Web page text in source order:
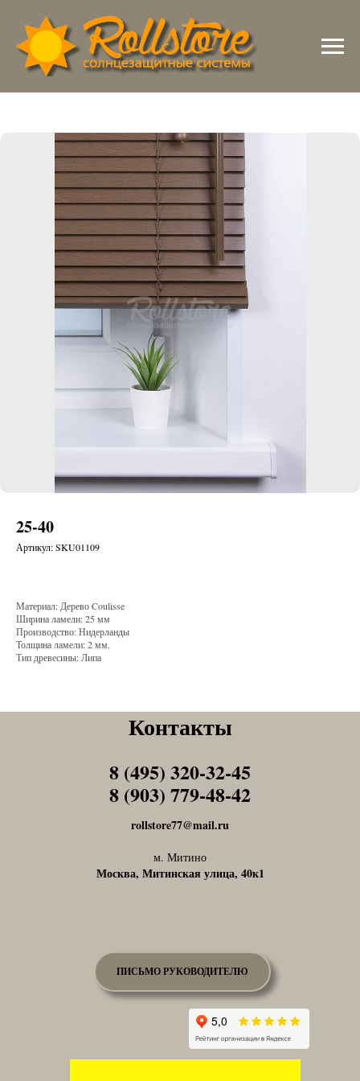
25-40
Артикул:SKU01109
Материал: Дерево Coulisse
Ширина ламели: 25 мм
Производство: Нидерланды
Толщина ламели: 2 мм.
Тип древесины: Липа
Контакты
rollstore77@mail.ru
м. Митино
Москва, Митинская улица, 40к1
8 (495) 320-32-45
8 (903) 779-48-42
Tel1
Tel1
ПИСЬМО РУКОВОДИТЕЛЮ